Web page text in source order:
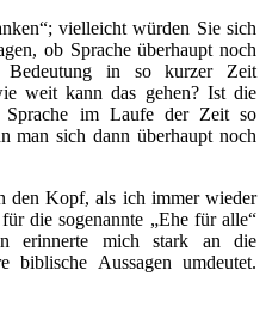
vielleicht würden Sie sich
ob Sprache überhaupt noch
in so kurzer Zeit
weit kann das gehen? Ist die
Sprache im Laufe der Zeit so
man sich dann überhaupt noch
den Kopf, als ich immer wieder
die sogenannte „Ehe für alle“
erinnerte mich stark an die
biblische Aussagen umdeutet.